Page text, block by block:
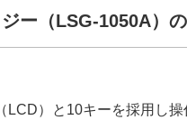
ー（LSG-1050A）
LCD）と10キーを採用し